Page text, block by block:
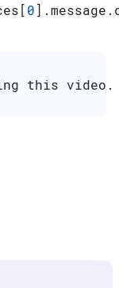
0
this video.